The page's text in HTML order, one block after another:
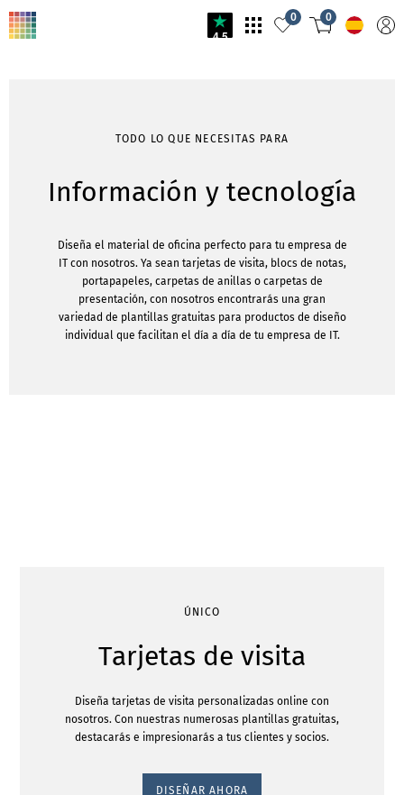
4.5
0 0
TODO LO QUE NECESITAS PARA
Información y tecnología
Diseña el material de oficina perfecto para tu empresa de
IT con nosotros. Ya sean tarjetas de visita, blocs de notas,
portapapeles, carpetas de anillas o carpetas de
presentación, con nosotros encontrarás una gran
variedad de plantillas gratuitas para productos de diseño
individual que facilitan el día a día de tu empresa de IT.
ÚNICO
Tarjetas de visita
Diseña tarjetas de visita personalizadas online con
nosotros. Con nuestras numerosas plantillas gratuitas,
destacarás e impresionarás a tus clientes y socios.
DISEÑAR AHORA